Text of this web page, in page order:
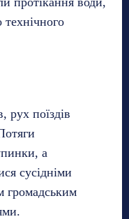
рух поїздів
а
сусідніми
громадським